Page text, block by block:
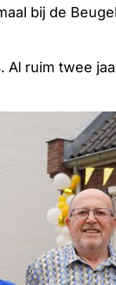
bij de
ruim twee